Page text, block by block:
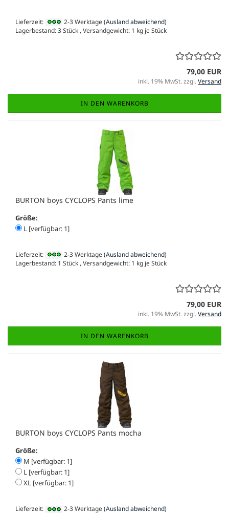
Lieferzeit: 2-3 Werktage(Ausland abweichend)
Lagerbestand: 3 Stück , Versandgewicht: 1 kg je Stück
79,00 EUR
inkl. 19% MwSt. zzgl.Versand
IN DEN WARENKORB
BURTON boys CYCLOPS Pants lime
Größe:
L [verfügbar: 1]
Lieferzeit: 2-3 Werktage(Ausland abweichend)
Lagerbestand: 1 Stück , Versandgewicht: 1 kg je Stück
79,00 EUR
inkl. 19% MwSt. zzgl.Versand
IN DEN WARENKORB
BURTON boys CYCLOPS Pants mocha
Größe:
M [verfügbar: 1]
L [verfügbar: 1]
XL [verfügbar: 1]
Lieferzeit: 2-3 Werktage(Ausland abweichend)